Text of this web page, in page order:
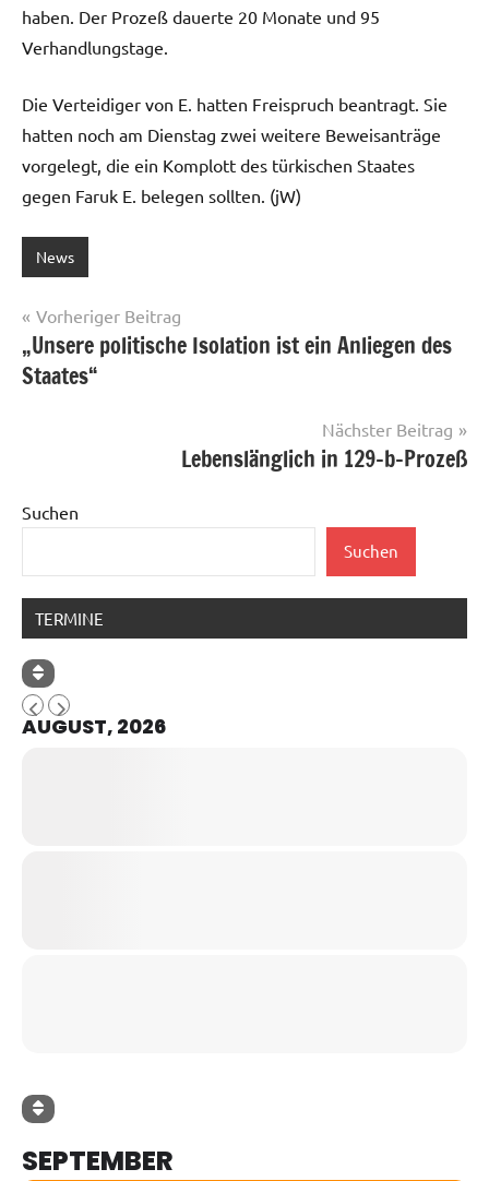
haben. Der Prozeß dauerte 20 Monate und 95
Verhandlungstage.
Die Verteidiger von E. hatten Freispruch beantragt. Sie
hatten noch am Dienstag zwei weitere Beweisanträge
vorgelegt, die ein Komplott des türkischen Staates
gegen Faruk E. belegen sollten. (jW)
News
Beitragsnavigation
Vorheriger Beitrag
„Unsere politische Isolation ist ein Anliegen des
Staates“
Nächster Beitrag
Lebenslänglich in 129-b-Prozeß
Suchen
Suchen
TERMINE
AUGUST, 2026
SEPTEMBER